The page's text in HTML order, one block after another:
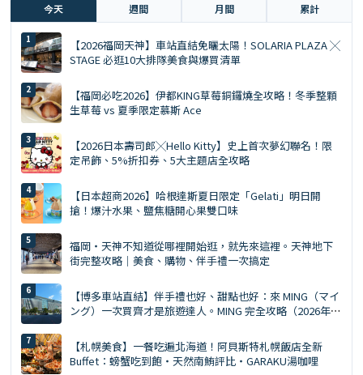
今天 週間 月間 累計
【2026福岡天神】車站直結免曬太陽！SOLARIA PLAZA ╳
STAGE 必逛10大排隊美食與爆買清單
【福岡必吃2026】伊都KING草莓銅鑼燒全攻略！冬季整顆
生草莓 vs 夏季限定慕斯 Ace
【2026日本壽司郎╳Hello Kitty】史上首次夢幻聯名！限
定吊飾、5%折扣券、5大主題店全攻略
【日本超商2026】哈根達斯夏日限定「Gelati」明日開
搶！爆汁水果、鹽焦糖開心果雙口味
福岡・天神不知道從哪裡開始逛，就先來這裡。天神地下
街完整攻略｜美食、購物、伴手禮一次搞定
【博多車站直結】伴手禮也好、甜點也好：來 MING（マイ
ング）一次買齊才是旅遊達人。MING 完全攻略（2026年
【札幌美食】一餐吃遍北海道！阿貝斯特札幌飯店全新
Buffet：螃蟹吃到飽・天然南鮪評比・GARAKU湯咖哩